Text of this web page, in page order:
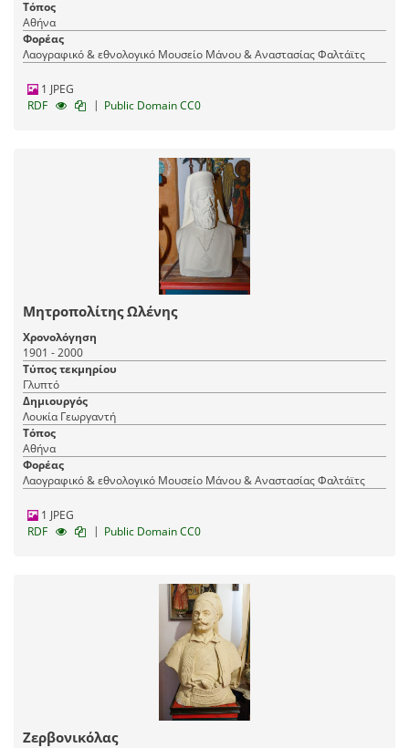
Τόπος
Αθήνα
Φορέας
Λαογραφικό & εθνολογικό Μουσείο Μάνου & Αναστασίας Φαλτάϊτς
1 JPEG
RDF
| Public Domain CC0
Μητροπολίτης Ωλένης
Χρονολόγηση
1901 - 2000
Τύπος τεκμηρίου
Γλυπτό
Δημιουργός
Λουκία Γεωργαντή
Τόπος
Αθήνα
Φορέας
Λαογραφικό & εθνολογικό Μουσείο Μάνου & Αναστασίας Φαλτάϊτς
1 JPEG
RDF
| Public Domain CC0
Ζερβονικόλας